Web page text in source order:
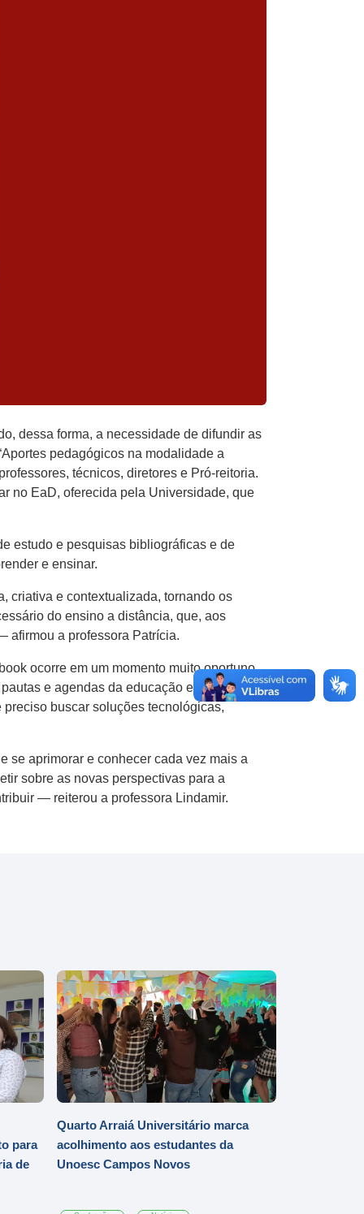
dessa forma, a necessidade de difundir as
pedagógicos na modalidade a
técnicos, diretores e Pró-reitoria.
no EaD, oferecida pela Universidade, que
estudo e pesquisas bibliográficas e de
e ensinar.
criativa e contextualizada, tornando os
do ensino a distância, que, aos
afirmou a professora Patrícia.
ocorre em um momento muito oportuno,
e agendas da educação em todos os
buscar soluções tecnológicas,
se aprimorar e conhecer cada vez mais a
sobre as novas perspectivas para a
— reiterou a professora Lindamir.
para
de
Quarto Arraiá Universitário marca
acolhimento aos estudantes da
Unoesc Campos Novos